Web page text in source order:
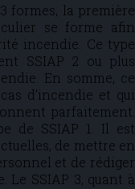
formes, la première
se forme afin
incendie. Ce type
SSIAP 2 ou plus
En somme, ce
d’incendie et qui
parfaitement.
de SSIAP 1. Il est
de mettre en
et de rédiger
SSIAP 3, quant à